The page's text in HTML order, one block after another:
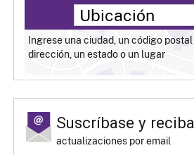
Ingrese una ciudad, un código
dirección, un estado o un lugar
Suscríbase y reciba
actualizaciones por email